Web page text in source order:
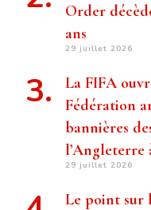
Order
ans
29 juillet 2026
La FIFA
Fédération
bannières
l’Angleterre
29 juillet 2026
Le point sur